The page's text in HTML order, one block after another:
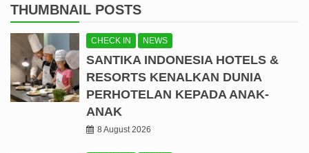
THUMBNAIL POSTS
CHECK IN NEWS
SANTIKA INDONESIA HOTELS &
RESORTS KENALKAN DUNIA
PERHOTELAN KEPADA ANAK-
ANAK
8 August 2026